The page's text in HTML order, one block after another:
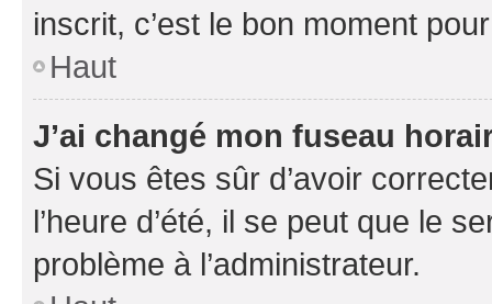
inscrit, c’est le bon moment
Haut
J’ai changé mon fuseau
Si vous êtes sûr d’avoir
l’heure d’été, il se peut que le
problème à l’administrateur.